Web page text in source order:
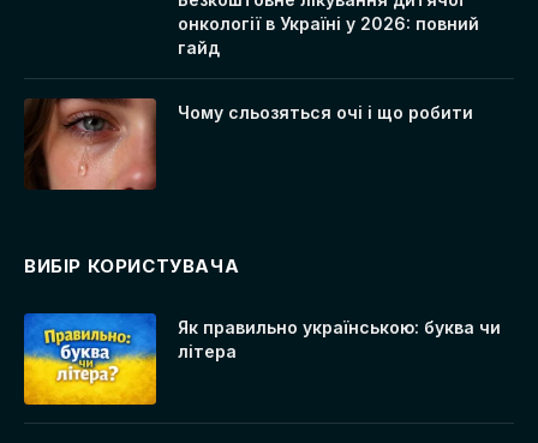
онкології в Україні у 2026: повний
гайд
Чому сльозяться очі і що робити
ВИБІР КОРИСТУВАЧА
Як правильно українською: буква чи
літера